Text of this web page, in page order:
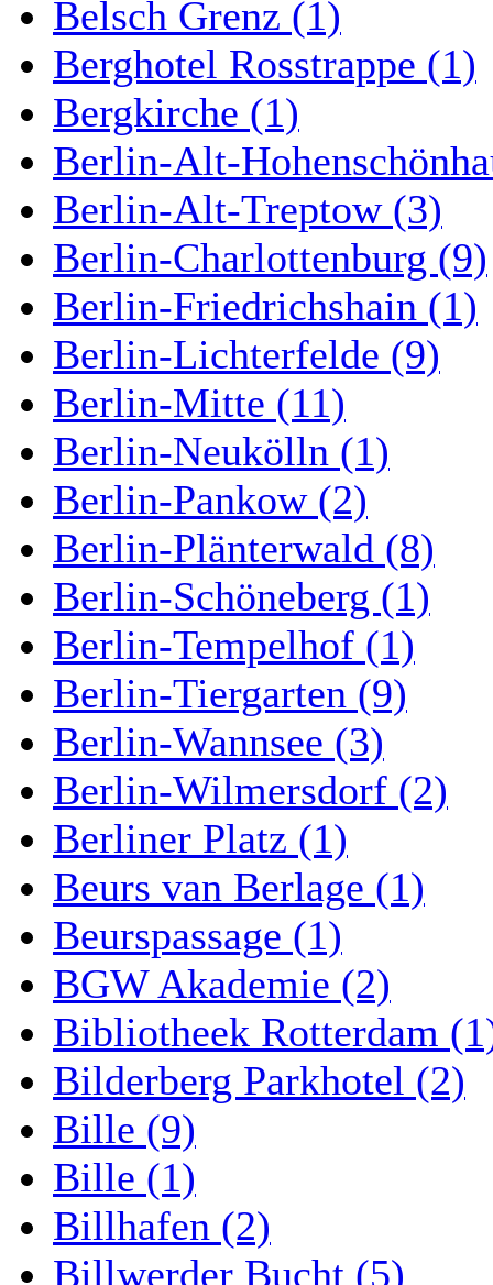
Belsch Grenz (1)
Berghotel Rosstrappe (1)
Bergkirche (1)
Berlin-Alt-
Berlin-Alt-Treptow (3)
Berlin-Charlottenburg (9)
Berlin-Friedrichshain (1)
Berlin-Lichterfelde (9)
Berlin-Mitte (11)
Berlin-Neukölln (1)
Berlin-Pankow (2)
Berlin-Plänterwald (8)
Berlin-Schöneberg (1)
Berlin-Tempelhof (1)
Berlin-Tiergarten (9)
Berlin-Wannsee (3)
Berlin-Wilmersdorf (2)
Berliner Platz (1)
Beurs van Berlage (1)
Beurspassage (1)
BGW Akademie (2)
Bibliotheek Rotterdam
Bilderberg Parkhotel (2)
Bille (9)
Bille (1)
Billhafen (2)
Billwerder Bucht (5)